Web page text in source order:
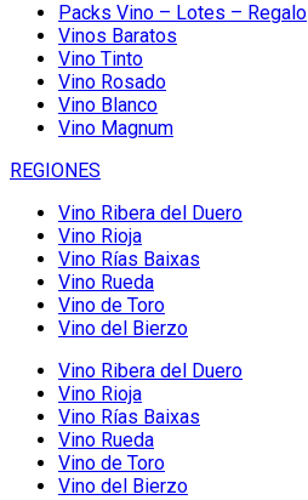
Packs Vino – Lotes – Regalo
Vinos Baratos
Vino Tinto
Vino Rosado
Vino Blanco
Vino Magnum
REGIONES
Vino Ribera del Duero
Vino Rioja
Vino Rías Baixas
Vino Rueda
Vino de Toro
Vino del Bierzo
Vino Ribera del Duero
Vino Rioja
Vino Rías Baixas
Vino Rueda
Vino de Toro
Vino del Bierzo